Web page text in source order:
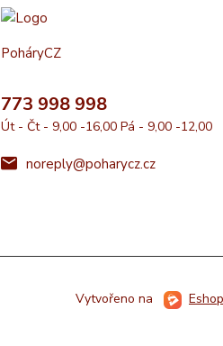
PoháryCZ
773 998 998
Út - Čt - 9,00 -16,00 Pá - 9,00 -12,00
noreply@poharycz.cz
Vytvořeno na